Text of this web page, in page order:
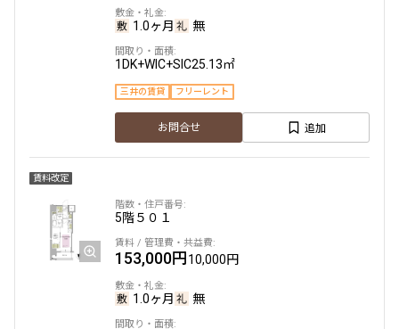
設定する
検索対象お部屋数
お部屋を再検索
1.0ヶ月 無
1DK+WIC+SIC25.13㎡
三井の賃貸 フリーレント
お問合せ 追加
賃料改定
5階５０１
153,000円10,000円
1.0ヶ月 無